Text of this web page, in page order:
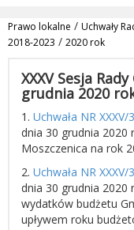
Prawo lokalne / Uchwały
2018-2023 / 2020 rok
XXXV Sesja
grudnia 2020
1. Uchwała NR
dnia 30 grudnia 2020
Moszczenica na rok
2. Uchwała NR
dnia 30 grudnia 2020
wydatków budżetu
upływem roku